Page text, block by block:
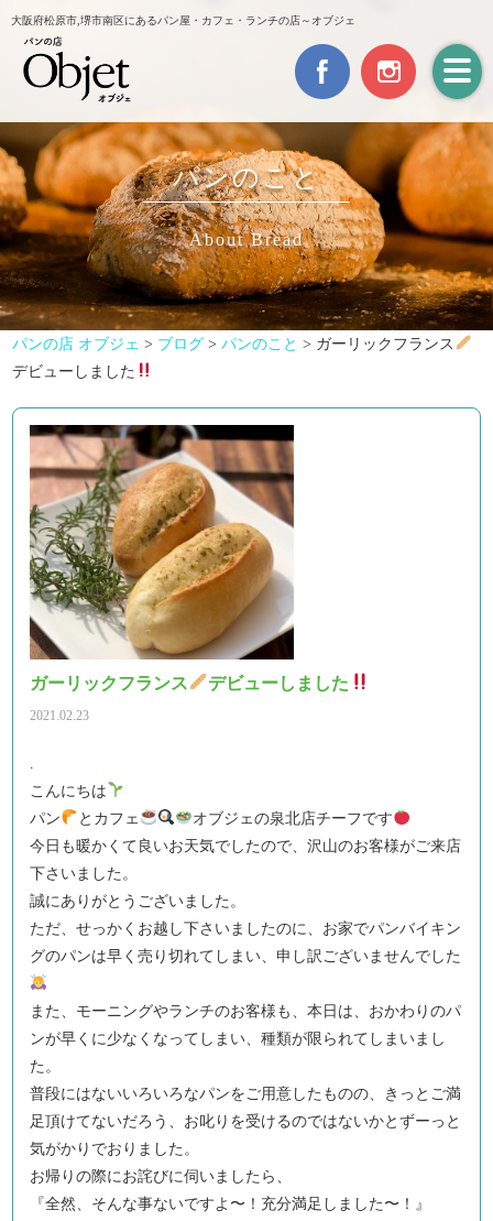
大阪府松原市,堺市南区にあるパン屋・カフェ・ランチの店～オブジェ
パンのこと
About Bread
パンの店 オブジェ > ブログ >パンのこと > ガーリックフランス
デビューしました
ガーリックフランス デビューしました
2021.02.23
こんにちは
パン
とカフェ
オブジェの泉北店チーフです
今日も暖かくて良いお天気でしたので、沢山のお客様がご来店
下さいました。
誠にありがとうございました。
ただ、せっかくお越し下さいましたのに、お家でパンバイキン
グのパンは早く売り切れてしまい、申し訳ございませんでした
また、モーニングやランチのお客様も、本日は、おかわりのパ
ンが早くに少なくなってしまい、種類が限られてしまいまし
た。
普段にはないいろいろなパンをご用意したものの、きっとご満
足頂けてないだろう、お叱りを受けるのではないかとずーっと
気がかりでおりました。
お帰りの際にお詫びに伺いましたら、
『全然、そんな事ないですよ〜！充分満足しました〜！』